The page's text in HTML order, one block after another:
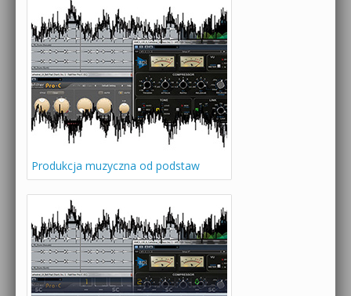
Produkcja muzyczna od podstaw